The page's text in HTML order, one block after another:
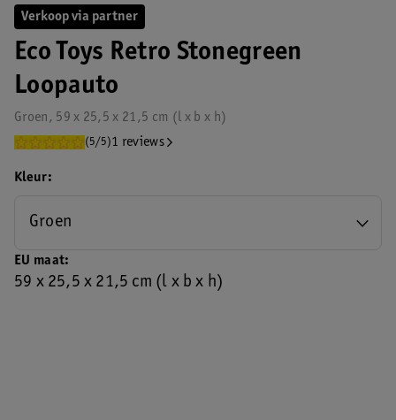
Verkoop via partner
Eco Toys Retro Stonegreen
Loopauto
Groen, 59 x 25,5 x 21,5 cm (l x b x h)
(5/5)1 reviews
EU maat
59 x 25,5 x 21,5 cm (l x b x h)
Kleur
Groen